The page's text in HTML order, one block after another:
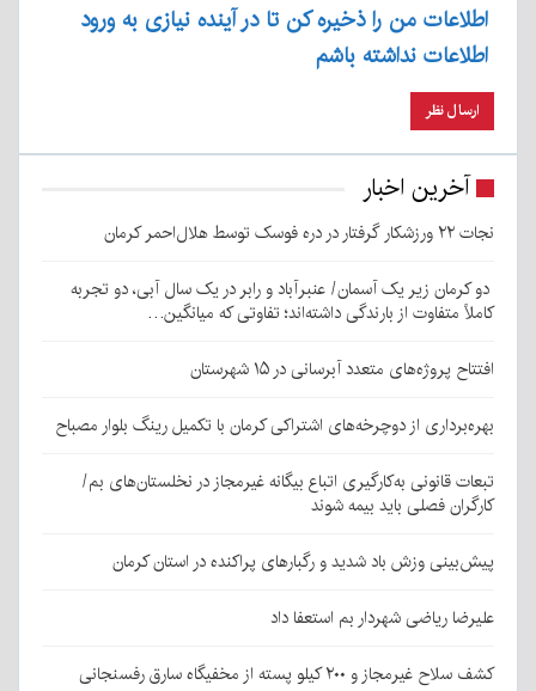
اطلاعات من را ذخیره کن تا در آینده نیازی به ورود
اطلاعات نداشته باشم
آخرین اخبار
نجات ۲۲ ورزشکار گرفتار در دره فوسک توسط هلال‌احمر کرمان
دو کرمان زیر یک آسمان/ عنبرآباد و رابر در یک سال آبی، دو تجربه
کاملاً متفاوت از بارندگی داشته‌اند؛ تفاوتی که میانگین…
افتتاح پروژه‌های متعدد آبرسانی در ۱۵ شهرستان
بهره‌برداری از دوچرخه‌های اشتراکی کرمان با تکمیل رینگ بلوار مصباح
تبعات قانونی به‌کارگیری اتباع بیگانه غیرمجاز در نخلستان‌های بم/
کارگران فصلی باید بیمه شوند
پیش‌بینی وزش باد شدید و رگبارهای پراکنده در استان کرمان
علیرضا ریاضی شهردار بم استعفا داد
کشف سلاح غیرمجاز و ۲۰۰ کیلو پسته از مخفیگاه سارق رفسنجانی